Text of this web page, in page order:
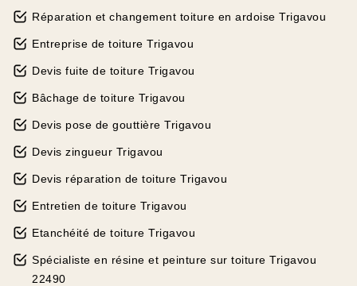
Réparation et changement toiture en ardoise Trigavou
Entreprise de toiture Trigavou
Devis fuite de toiture Trigavou
Bâchage de toiture Trigavou
Devis pose de gouttière Trigavou
Devis zingueur Trigavou
Devis réparation de toiture Trigavou
Entretien de toiture Trigavou
Etanchéité de toiture Trigavou
Spécialiste en résine et peinture sur toiture Trigavou
22490